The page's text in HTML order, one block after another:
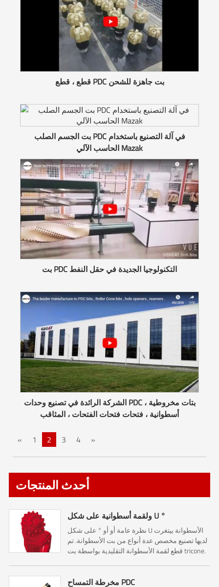
قطع ، قطع PDC بت جاهزة للشحن
بت الجسم الصلب PDC في آلة التصنيع باستخدام
الحاسب الآلي Mazak
بت PDC التكنولوجيا الجديدة في حقل النفط
الشركة الرائدة في تصنيع وحدات PDC ، بتات مخروطية
أسطوانية ، فتحات فتحات الفتحات ، المثاقب
« 1 2 3 4 »
أحدث المنتجات
ولقمة أسطوانية على شكل U °
نظرة عامة أو أو ° على شكل U الأسطوانة بيتغرت
لديها تصنيع مخصص عدة أنواع من بت الأسطوانة. تم
قطع لقمة الأسطوانة التقليدية بواسطة بت tricone.
مخرطة التمساح PDC